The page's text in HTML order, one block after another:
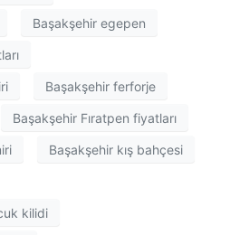
Başakşehir egepen
Başakşehir ferforje
Başakşehir Fıratpen fiyatları
Başakşehir kış bahçesi
kilidi